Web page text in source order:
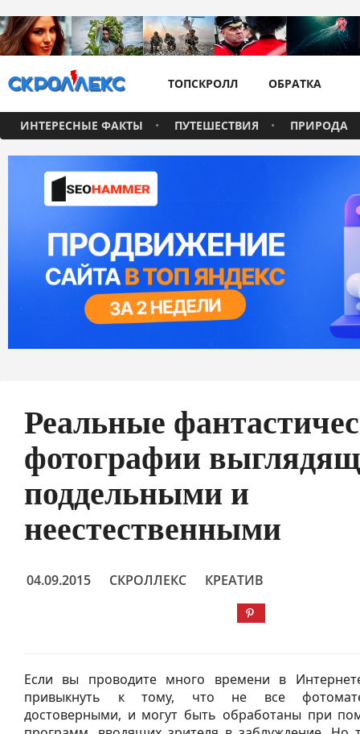
ТОПСКРОЛЛ ОБРАТКА
ИНТЕРЕСНЫЕ ФАКТЫ ПУТЕШЕСТВИЯ ПРИРОДА
Реальные
фотографии
поддельными и
неестественными
04.09.2015 СКРОЛЛЕКС КРЕАТИВ
Если вы проводите много времени в
привыкнуть к тому, что не все
достоверными, и могут быть обработаны при